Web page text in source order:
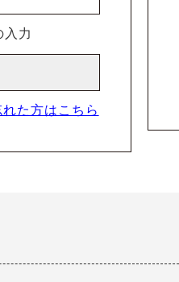
力
た方はこちら